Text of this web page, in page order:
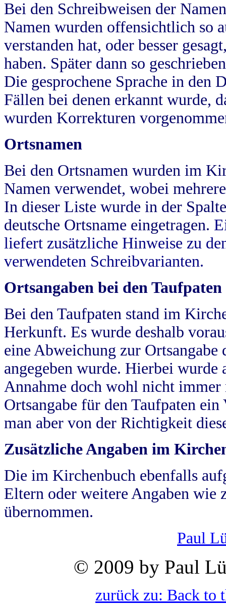
Bei den Schreibweisen der
Namen wurden offensichtlich so
verstanden hat, oder besser
haben. Später dann so
Die gesprochene Sprache in
Fällen bei denen erkannt wurde,
wurden Korrekturen
Ortsnamen
Bei den Ortsnamen wurden im
Namen verwendet, wobei
In dieser Liste wurde in der
deutsche Ortsname eingetragen.
liefert zusätzliche Hinweise zu
verwendeten Schreibvarianten.
Ortsangaben bei den Taufpaten
Bei den Taufpaten stand im
Herkunft. Es wurde deshalb
eine Abweichung zur
angegeben wurde. Hierbei wurde
Annahme doch wohl nicht
Ortsangabe für den Taufpaten
man aber von der Richtigkeit
Zusätzliche Angaben im
Die im Kirchenbuch ebenfalls
Eltern oder weitere Angaben wie
übernommen.
Paul
© 2009 by Paul
zurück zu: Back to